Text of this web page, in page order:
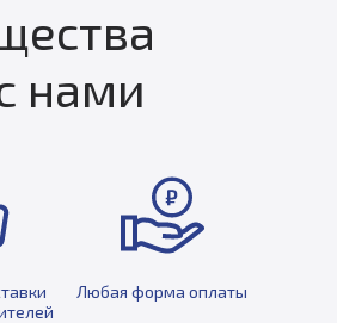
нами
Любая форма оплаты